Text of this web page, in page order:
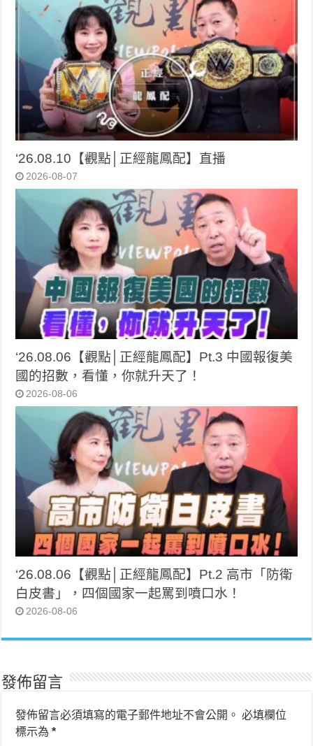
‘26.08.10【觀點│正經龍鳳配】直播
2026-08-07
‘26.08.06【觀點│正經龍鳳配】Pt.3 中國報復美
國的招數，看懂，你就升天了！
2026-08-06
‘26.08.06【觀點│正經龍鳳配】Pt.2 高市「防衛
白皮書」，四個國家一起罵到噴口水！
2026-08-06
發佈留言
發佈留言必須填寫的電子郵件地址不會公開。 必填欄位
標示為*